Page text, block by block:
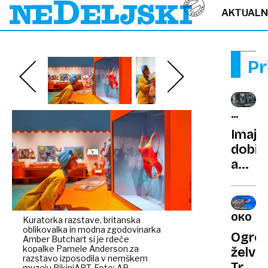
Kuratorka razstave, britanska
oblikovalka in modna zgodovinarka
Amber Butchart si je rdeče
kopalke Pamele Anderson za
razstavo izposodila v nemškem
NEDA
Imajo
a
za
15
–
OKOLJE
želvi